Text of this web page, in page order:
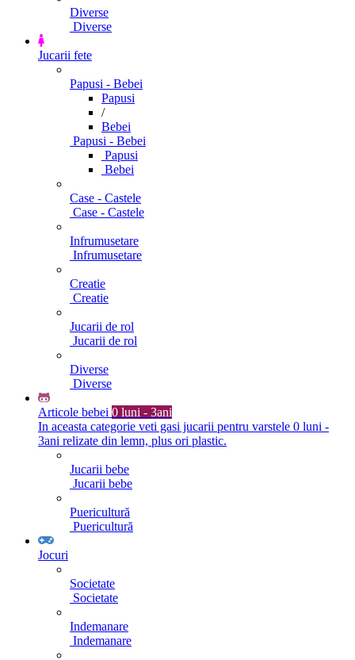
Diverse
Diverse
Jucarii fete
Papusi - Bebei
Papusi
/
Bebei
Papusi - Bebei
Papusi
Bebei
Case - Castele
Case - Castele
Infrumusetare
Infrumusetare
Creatie
Creatie
Jucarii de rol
Jucarii de rol
Diverse
Diverse
Articole bebei 0 luni - 3ani
In aceasta categorie veti gasi jucarii pentru varstele 0 luni -
3ani relizate din lemn, plus ori plastic.
Jucarii bebe
Jucarii bebe
Puericultură
Puericultură
Jocuri
Societate
Societate
Indemanare
Indemanare